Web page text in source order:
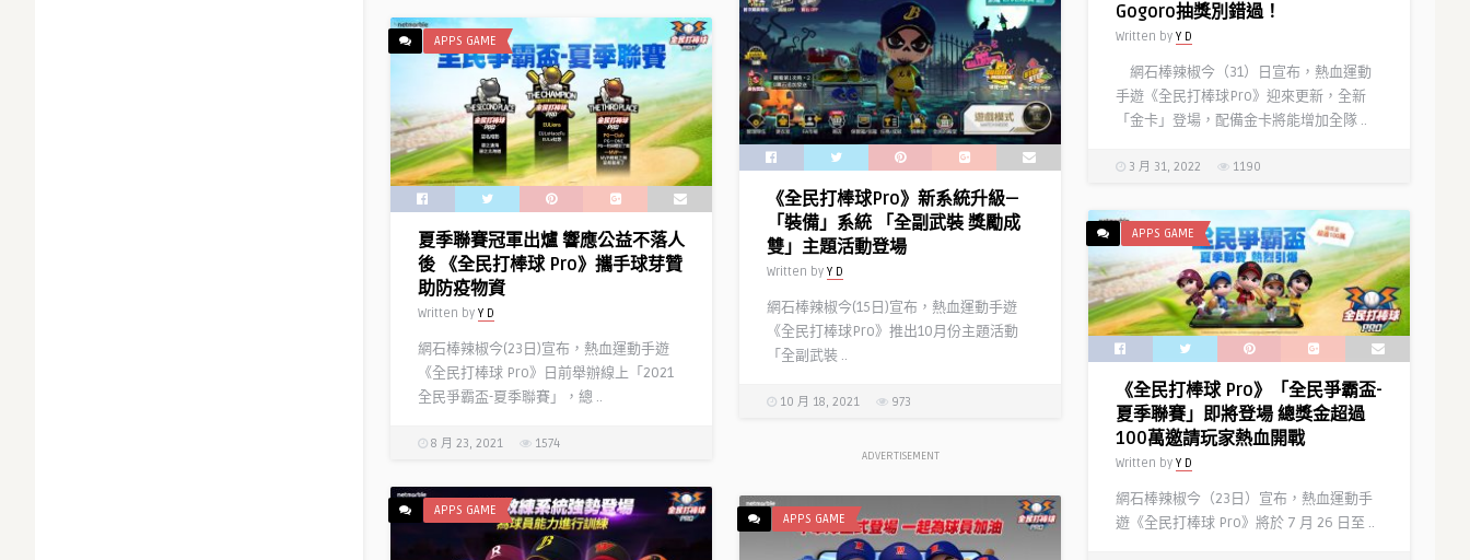
Gogoro抽獎別錯過！
Written by Y D
網石棒辣椒今（31）日宣布，熱血運動
手遊《全民打棒球Pro》迎來更新，全新
「金卡」登場，配備金卡將能增加全隊 ..
3 月 31, 2022 1190
《全民打棒球Pro》新系統升級—
「裝備」系統 「全副武裝 獎勵成
雙」主題活動登場
Written by Y D
網石棒辣椒今(15日)宣布，熱血運動手遊
《全民打棒球Pro》推出10月份主題活動
「全副武裝 ..
10 月 18, 2021 973
APPS GAME
夏季聯賽冠軍出爐 響應公益不落人
後 《全民打棒球 Pro》攜手球芽贊
助防疫物資
Written by Y D
網石棒辣椒今(23日)宣布，熱血運動手遊
《全民打棒球 Pro》日前舉辦線上「2021
全民爭霸盃-夏季聯賽」，總 ..
8 月 23, 2021 1574
APPS GAME
《全民打棒球 Pro》「全民爭霸盃-
夏季聯賽」即將登場 總獎金超過
100萬邀請玩家熱血開戰
Written by Y D
網石棒辣椒今（23日）宣布，熱血運動手
遊《全民打棒球 Pro》將於 7 月 26 日至 ..
ADVERTISEMENT
APPS GAME
APPS GAME